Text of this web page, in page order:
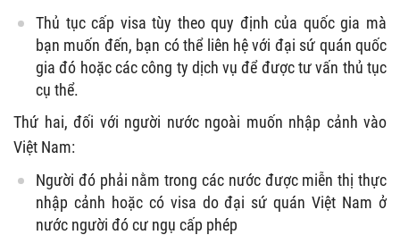
Thủ tục cấp visa tùy theo quy định của quốc gia mà
bạn muốn đến, bạn có thể liên hệ với đại sứ quán quốc
gia đó hoặc các công ty dịch vụ để được tư vấn thủ tục
cụ thể.
Thứ hai, đối với người nước ngoài muốn nhập cảnh vào
Việt Nam:
Người đó phải nằm trong các nước được miễn thị thực
nhập cảnh hoặc có visa do đại sứ quán Việt Nam ở
nước người đó cư ngụ cấp phép